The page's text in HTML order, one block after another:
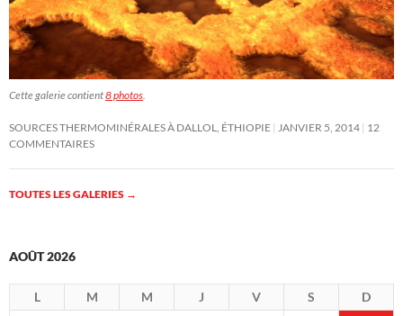
Cette galerie contient8 photos.
SOURCES THERMOMINÉRALES À DALLOL, ÉTHIOPIE JANVIER 5, 2014 12
COMMENTAIRES
TOUTES LES GALERIES →
AOÛT 2026
L M M J V S
D